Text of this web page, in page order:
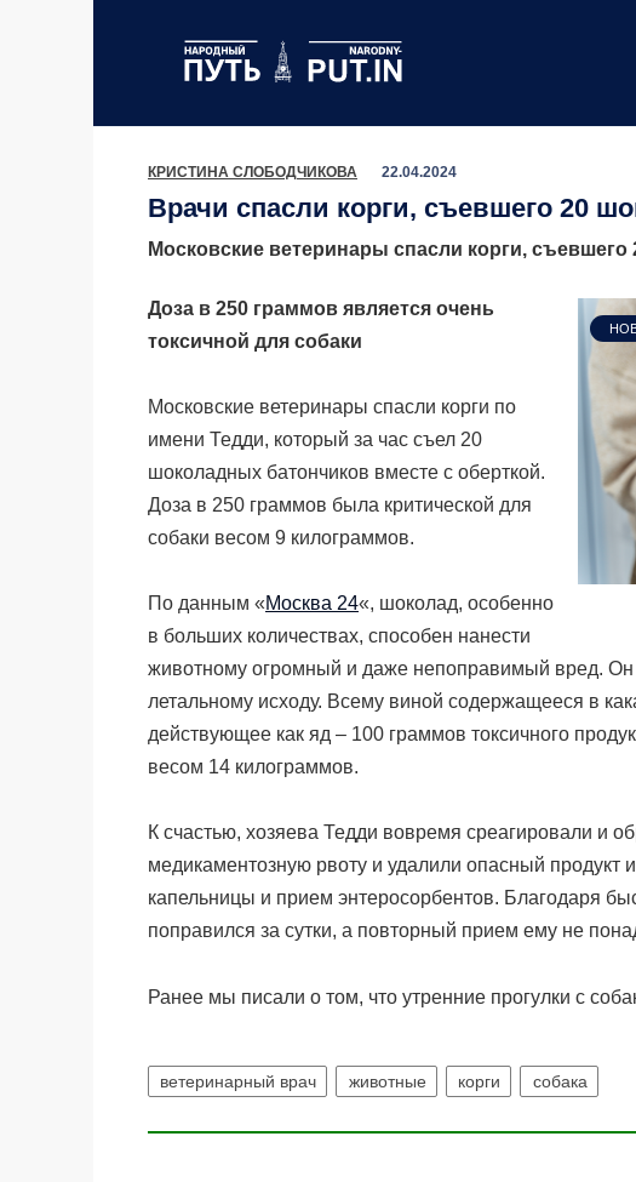
КРИСТИНА СЛОБОДЧИКОВА 22.04.2024
Врачи спасли корги, съевшего 20
Московские ветеринары спасли корги, съевшего
Доза в 250 граммов является очень
токсичной для собаки
Московские ветеринары спасли корги по
имени Тедди, который за час съел 20
шоколадных батончиков вместе с оберткой.
Доза в 250 граммов была критической для
собаки весом 9 килограммов.
По данным «Москва 24«, шоколад, особенно
в больших количествах, способен нанести
животному огромный и даже непоправимый вред. Он
летальному исходу. Всему виной содержащееся в
действующее как яд – 100 граммов токсичного
весом 14 килограммов.
К счастью, хозяева Тедди вовремя среагировали и
медикаментозную рвоту и удалили опасный продукт
капельницы и прием энтеросорбентов. Благодаря
поправился за сутки, а повторный прием ему не
Ранее мы писали о том, что утренние прогулки с
ветеринарный врач животные корги собака